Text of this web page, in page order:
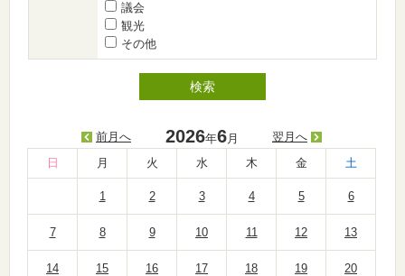
議会
観光
その他
前月へ 2026年6月
翌月へ
日
月 火 水 木 金 土
1 2 3 4 5 6
7 8 9 10 11 12 13
14 15 16 17 18 19 20